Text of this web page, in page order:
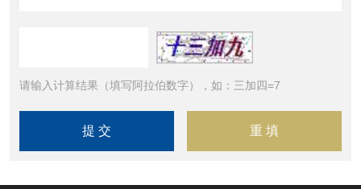
请输入计算结果（填写阿拉伯数字），如：三加四=7